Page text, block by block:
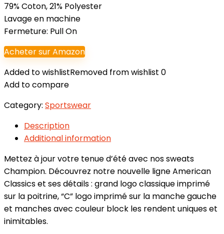
79% Coton, 21% Polyester
Lavage en machine
Fermeture: Pull On
Acheter sur Amazon
Added to wishlistRemoved from wishlist 0
Add to compare
Category: Sportswear
Description
Additional information
Mettez à jour votre tenue d’été avec nos sweats
Champion. Découvrez notre nouvelle ligne American
Classics et ses détails : grand logo classique imprimé
sur la poitrine, “C” logo imprimé sur la manche gauche
et manches avec couleur block les rendent uniques et
inimitables.